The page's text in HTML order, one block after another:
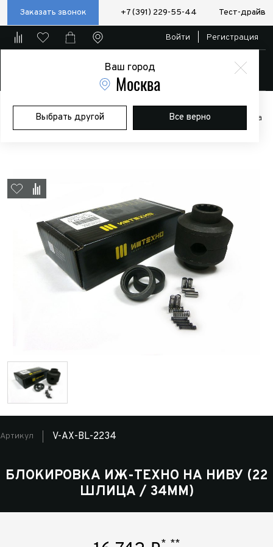
Заказать звонок +7 (391) 229-55-44 Тест-драйв
Ваш город
Москва
Выбрать другой Все верно
Войти Регистрация
Главная Магазин
Дополнительное оборудование
Пневматические/электро блокировки и компрессоры
Блокировка
Иж-Техно на Ниву (22 шлица / 34мм)
Артикул V-AX-BL-2234
БЛОКИРОВКА ИЖ-ТЕХНО НА НИВУ (22
ШЛИЦА / 34ММ)
* **